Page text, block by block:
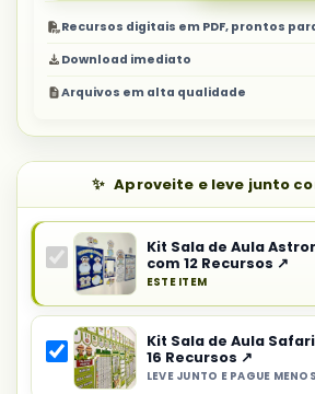
Recursos digitais em PDF, prontos
Download imediato
Arquivos em alta qualidade
Aproveite e leve junto
Produto
principal
do
combo:
Kit Sala de Aula
com 12 Recursos ↗
ESTE ITEM
Kit Sala de Aula
16 Recursos ↗
LEVE JUNTO E PAGUE MENOS